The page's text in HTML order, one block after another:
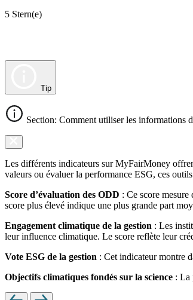
5 Stern(e)
Tip
Section: Comment utiliser les informations
Les différents indicateurs sur MyFairMoney
valeurs ou évaluer la performance ESG, ces
Score d’évaluation des ODD : Ce score
score plus élevé indique une plus grande part
Engagement climatique de la gestion : Les
leur influence climatique. Le score reflète leur
Vote ESG de la gestion : Cet indicateur montre
Objectifs climatiques fondés sur la science : La